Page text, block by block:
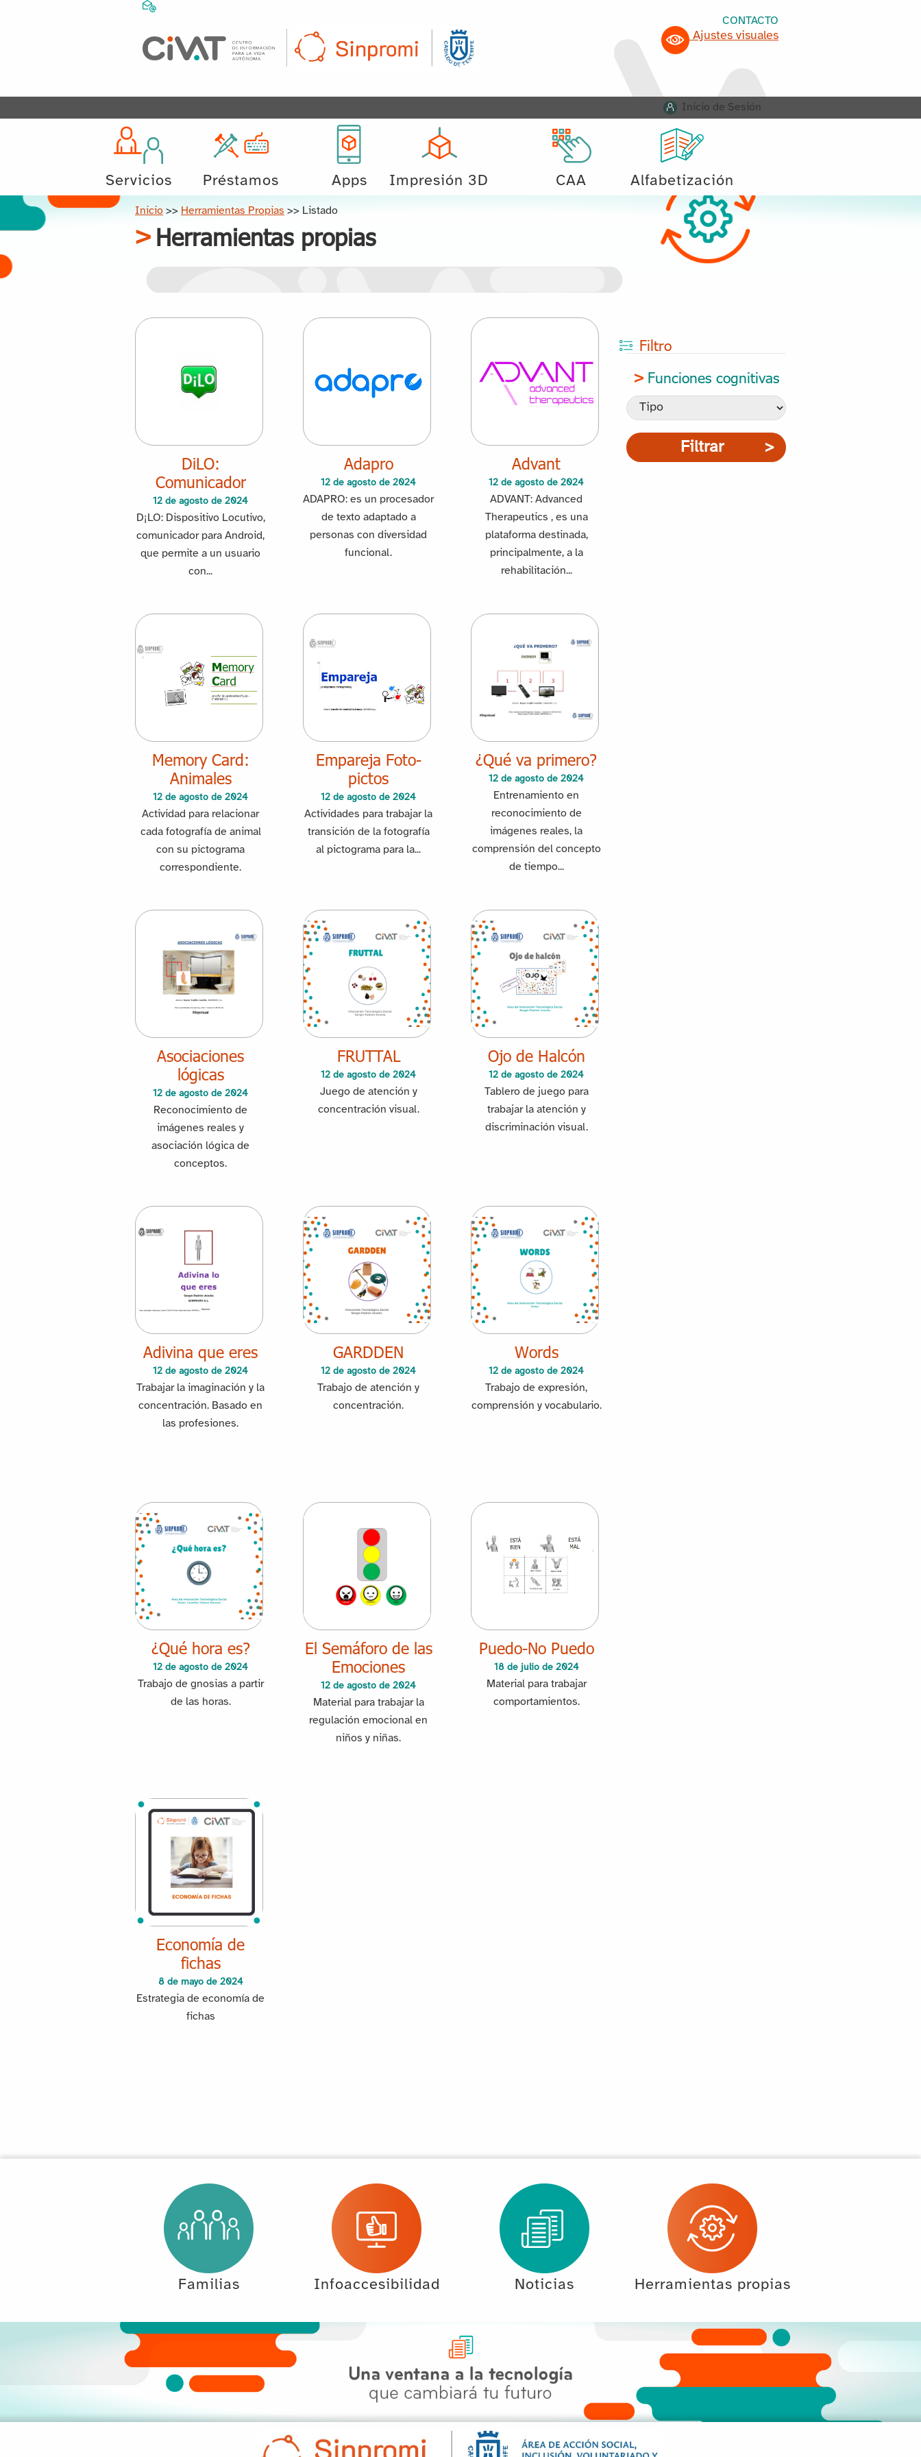
CONTACTO
Ajustes visuales
Inicio de Sesión
Servicios Préstamos Apps Impresión 3D CAA Alfabetización
Inicio >> Herramientas Propias >> Listado
Herramientas propias
DiLO:
Comunicador
12 de agosto de 2024
D¡LO: Dispositivo Locutivo,
comunicador para Android,
que permite a un usuario
con...
Adapro
12 de agosto de 2024
ADAPRO: es un procesador
de texto adaptado a
personas con diversidad
funcional.
Advant
12 de agosto de 2024
ADVANT: Advanced
Therapeutics , es una
plataforma destinada,
principalmente, a la
rehabilitación...
Memory Card:
Animales
12 de agosto de 2024
Actividad para relacionar
cada fotografía de animal
con su pictograma
correspondiente.
Empareja Foto-
pictos
12 de agosto de 2024
Actividades para trabajar la
transición de la fotografía
al pictograma para la...
¿Qué va primero?
12 de agosto de 2024
Entrenamiento en
reconocimiento de
imágenes reales, la
comprensión del concepto
de tiempo...
Asociaciones
lógicas
12 de agosto de 2024
Reconocimiento de
imágenes reales y
asociación lógica de
conceptos.
FRUTTAL
12 de agosto de 2024
Juego de atención y
concentración visual.
Ojo de Halcón
12 de agosto de 2024
Tablero de juego para
trabajar la atención y
discriminación visual.
Adivina que eres
12 de agosto de 2024
Trabajar la imaginación y la
concentración. Basado en
las profesiones.
GARDDEN
12 de agosto de 2024
Trabajo de atención y
concentración.
Words
12 de agosto de 2024
Trabajo de expresión,
comprensión y vocabulario.
¿Qué hora es?
12 de agosto de 2024
Trabajo de gnosias a partir
de las horas.
El Semáforo de las
Emociones
12 de agosto de 2024
Material para trabajar la
regulación emocional en
niños y niñas.
Puedo-No Puedo
18 de julio de 2024
Material para trabajar
comportamientos.
Economía de
fichas
8 de mayo de 2024
Estrategia de economía de
fichas
Filtro
Funciones cognitivas
Filtrar
Familias Infoaccesibilidad Noticias Herramientas propias